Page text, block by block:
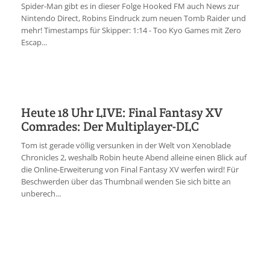
Spider-Man gibt es in dieser Folge Hooked FM auch News zur
Nintendo Direct, Robins Eindruck zum neuen Tomb Raider und
mehr! Timestamps für Skipper: 1:14 - Too Kyo Games mit Zero
Escap...
Heute 18 Uhr LIVE: Final Fantasy XV
Comrades: Der Multiplayer-DLC
Tom ist gerade völlig versunken in der Welt von Xenoblade
Chronicles 2, weshalb Robin heute Abend alleine einen Blick auf
die Online-Erweiterung von Final Fantasy XV werfen wird! Für
Beschwerden über das Thumbnail wenden Sie sich bitte an
unberech...